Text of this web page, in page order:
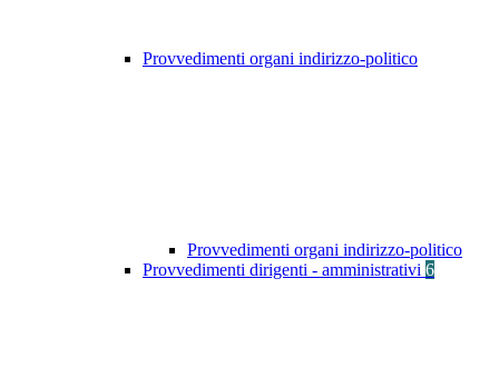
Provvedimenti organi indirizzo-politico
Provvedimenti organi indirizzo-politico
Provvedimenti dirigenti - amministrativi 6